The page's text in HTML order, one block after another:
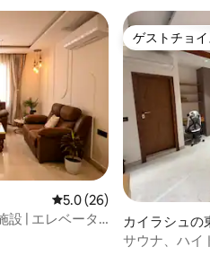
家
す。
レビュー26件、5つ星中
5.0 (26)
設 | エレベータ
ゲストチョイ
ゲストチョイ
カイラシュの
ン・アパート
サウナ、ハイ